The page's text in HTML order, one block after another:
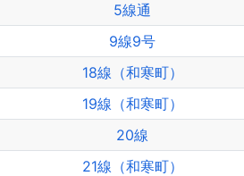
5線通
9線9号
18線（和寒町）
19線（和寒町）
20線
21線（和寒町）